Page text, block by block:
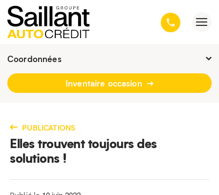
Coordonnées
9h - 19hInventaire occasion
PUBLICATIONS
Elles trouvent toujours des
solutions !